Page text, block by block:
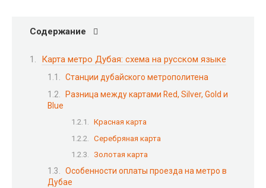
Содержание
Карта метро Дубая: схема на русском языке
Станции дубайского метрополитена
Разница между картами Red, Silver, Gold и
Blue
Красная карта
Серебряная карта
Золотая карта
Особенности оплаты проезда на метро в
Дубае